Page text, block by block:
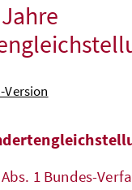
Version
1 Bundes-